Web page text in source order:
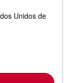
Unidos de